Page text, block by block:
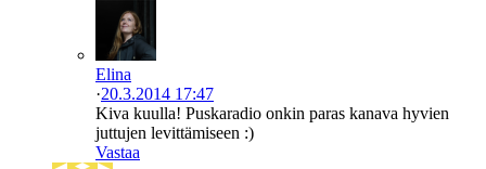
Elina
·20.3.2014 17:47
Kiva kuulla! Puskaradio onkin paras kanava hyvien
juttujen levittämiseen :)
Vastaa